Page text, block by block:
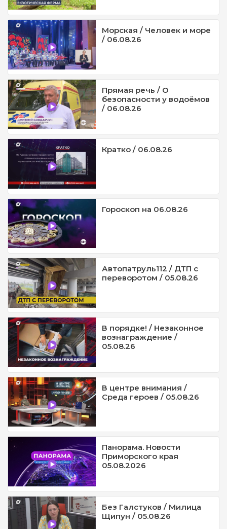
Морская / Человек и море
/ 06.08.26
Прямая речь / О
безопасности у водоёмов
/ 06.08.26
Кратко / 06.08.26
Гороскоп на 06.08.26
Автопатруль112 / ДТП с
переворотом / 05.08.26
В порядке! / Незаконное
вознаграждение /
05.08.26
В центре внимания /
Среда героев / 05.08.26
Панорама. Новости
Приморского края
05.08.2026
Без Галстуков / Милица
Щипун / 05.08.26